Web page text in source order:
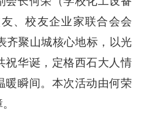
、校友企业家联合会会
齐聚山城核心地标，以光
祝华诞，定格西石大人情
暖瞬间。本次活动由何荣